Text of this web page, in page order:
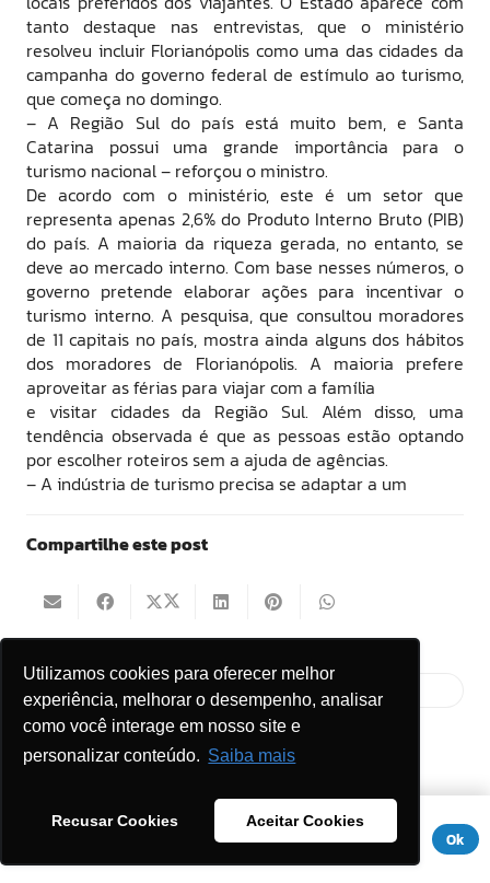
Utilizamos cookies para oferecer melhor
experiência, melhorar o desempenho, analisar
como você interage em nosso site e
personalizar conteúdo. Saiba mais
Recusar Cookies Aceitar Cookies
tanto destaque nas entrevistas, que o ministério
resolveu incluir Florianópolis como uma das cidades da
campanha do governo federal de estímulo ao turismo,
que começa no domingo.
– A Região Sul do país está muito bem, e Santa
Catarina possui uma grande importância para o
turismo nacional – reforçou o ministro.
De acordo com o ministério, este é um setor que
representa apenas 2,6% do Produto Interno Bruto (PIB)
do país. A maioria da riqueza gerada, no entanto, se
deve ao mercado interno. Com base nesses números, o
governo pretende elaborar ações para incentivar o
turismo interno. A pesquisa, que consultou moradores
de 11 capitais no país, mostra ainda alguns dos hábitos
dos moradores de Florianópolis. A maioria prefere
aproveitar as férias para viajar com a família
e visitar cidades da Região Sul. Além disso, uma
tendência observada é que as pessoas estão optando
por escolher roteiros sem a ajuda de agências.
– A indústria de turismo precisa se adaptar a um
Compartilhe este post
Circuito Floripa em Pauta promove debate sobre
ocupação e sustentabilidade em Florianópolis
Este site usa cookies para melhorar sua experiência. Se você
continuar a usar este site, você concorda com ele.Aviso de
Privacidade
Ok